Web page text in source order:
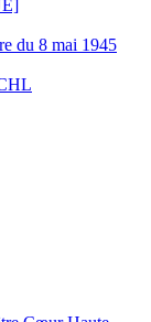
du 8 mai 1945